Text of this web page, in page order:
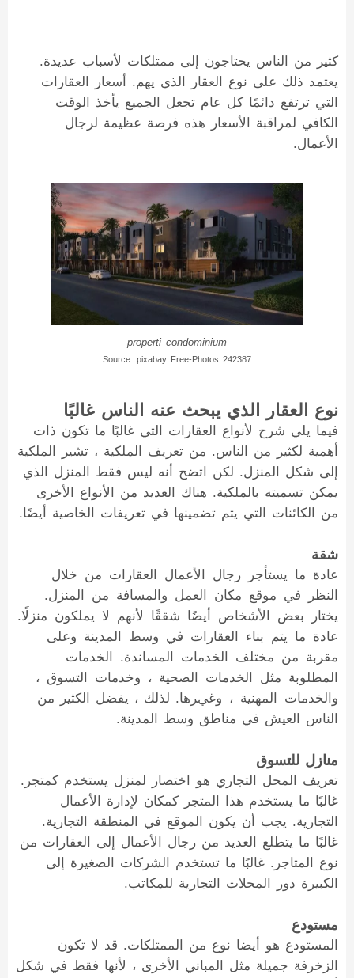
كثير من الناس يحتاجون إلى ممتلكات لأسباب عديدة.
يعتمد ذلك على نوع العقار الذي يهم. أسعار العقارات
التي ترتفع دائمًا كل عام تجعل الجميع يأخذ الوقت
الكافي لمراقبة الأسعار هذه فرصة عظيمة لرجال
الأعمال.
properti condominium
Source: pixabay Free-Photos 242387
نوع العقار الذي يبحث عنه الناس غالبًا
فيما يلي شرح لأنواع العقارات التي غالبًا ما تكون ذات
أهمية لكثير من الناس. من تعريف الملكية ، تشير الملكية
إلى شكل المنزل. لكن اتضح أنه ليس فقط المنزل الذي
يمكن تسميته بالملكية. هناك العديد من الأنواع الأخرى
من الكائنات التي يتم تضمينها في تعريفات الخاصية أيضًا.
شقة
عادة ما يستأجر رجال الأعمال العقارات من خلال
النظر في موقع مكان العمل والمسافة من المنزل.
يختار بعض الأشخاص أيضًا شققًا لأنهم لا يملكون منزلًا.
عادة ما يتم بناء العقارات في وسط المدينة وعلى
مقربة من مختلف الخدمات المساندة. الخدمات
المطلوبة مثل الخدمات الصحية ، وخدمات التسوق ،
والخدمات المهنية ، وغيرها. لذلك ، يفضل الكثير من
الناس العيش في مناطق وسط المدينة.
منازل للتسوق
تعريف المحل التجاري هو اختصار لمنزل يستخدم كمتجر.
غالبًا ما يستخدم هذا المتجر كمكان لإدارة الأعمال
التجارية. يجب أن يكون الموقع في المنطقة التجارية.
غالبًا ما يتطلع العديد من رجال الأعمال إلى العقارات من
نوع المتاجر. غالبًا ما تستخدم الشركات الصغيرة إلى
الكبيرة دور المحلات التجارية للمكاتب.
مستودع
المستودع هو أيضا نوع من الممتلكات. قد لا تكون
الزخرفة جميلة مثل المباني الأخرى ، لأنها فقط في شكل